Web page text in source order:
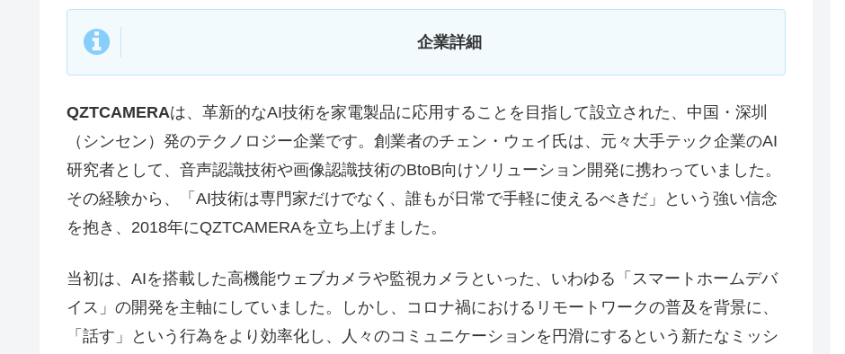
企業詳細
QZTCAMERAは、革新的なAI技術を家電製品に応用することを目指して設立された、中国・深圳
（シンセン）発のテクノロジー企業です。創業者のチェン・ウェイ氏は、元々大手テック企業のAI
研究者として、音声認識技術や画像認識技術のBtoB向けソリューション開発に携わっていました。
その経験から、「AI技術は専門家だけでなく、誰もが日常で手軽に使えるべきだ」という強い信念
を抱き、2018年にQZTCAMERAを立ち上げました。
当初は、AIを搭載した高機能ウェブカメラや監視カメラといった、いわゆる「スマートホームデバ
イス」の開発を主軸にしていました。しかし、コロナ禍におけるリモートワークの普及を背景に、
「話す」という行為をより効率化し、人々のコミュニケーションを円滑にするという新たなミッシ